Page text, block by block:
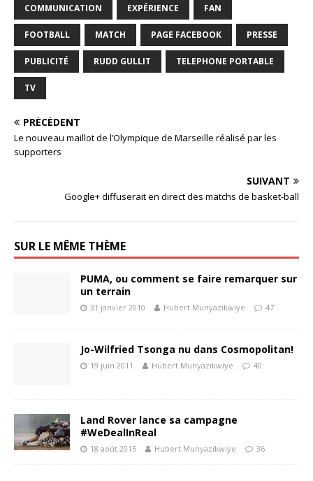
COMMUNICATION EXPÉRIENCE FAN
FOOTBALL MATCH PAGE FACEBOOK PRESSE
PUBLICITÉ RUDD GULLIT TELEPHONE PORTABLE
TV
PRÉCÉDENT
Le nouveau maillot de l’Olympique de Marseille réalisé par les
supporters
SUIVANT
Google+ diffuserait en direct des matchs de basket-ball
SUR LE MÊME THÈME
PUMA, ou comment se faire remarquer sur
un terrain
31 janvier 2010 Hubert Munyazikwiye 47
Jo-Wilfried Tsonga nu dans Cosmopolitan!
19 juin 2011 Hubert Munyazikwiye 40
Land Rover lance sa campagne
#WeDealInReal
18 août 2015 Hubert Munyazikwiye 36